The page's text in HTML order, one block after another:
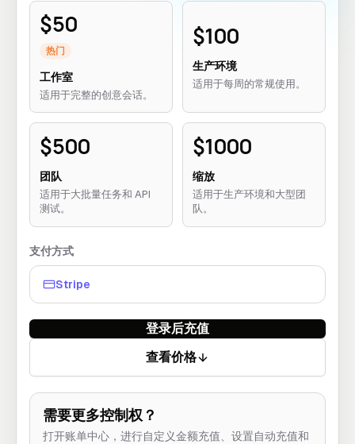
$50
热门
工作室
适用于完整的创意会话。
$100
生产环境
适用于每周的常规使用。
$500
团队
适用于大批量任务和 API
测试。
$1000
缩放
适用于生产环境和大型团
队。
支付方式
Stripe
登录后充值
查看价格
需要更多控制权？
打开账单中心，进行自定义金额充值、设置自动充值和